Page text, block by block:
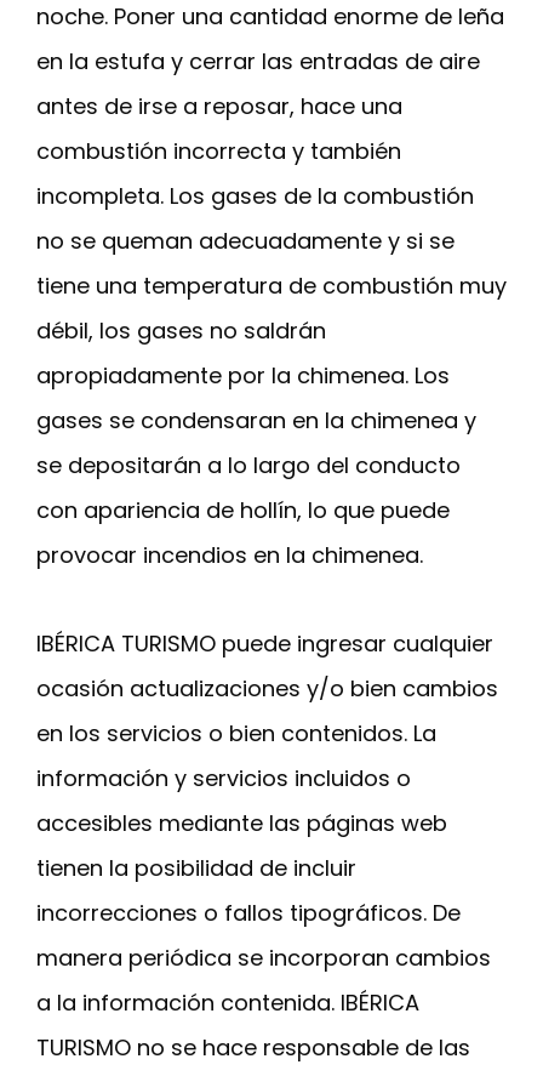
noche. Poner una cantidad enorme de leña
en la estufa y cerrar las entradas de aire
antes de irse a reposar, hace una
combustión incorrecta y también
incompleta. Los gases de la combustión
no se queman adecuadamente y si se
tiene una temperatura de combustión muy
débil, los gases no saldrán
apropiadamente por la chimenea. Los
gases se condensaran en la chimenea y
se depositarán a lo largo del conducto
con apariencia de hollín, lo que puede
provocar incendios en la chimenea.
IBÉRICA TURISMO puede ingresar cualquier
ocasión actualizaciones y/o bien cambios
en los servicios o bien contenidos. La
información y servicios incluidos o
accesibles mediante las páginas web
tienen la posibilidad de incluir
incorrecciones o fallos tipográficos. De
manera periódica se incorporan cambios
a la información contenida. IBÉRICA
TURISMO no se hace responsable de las